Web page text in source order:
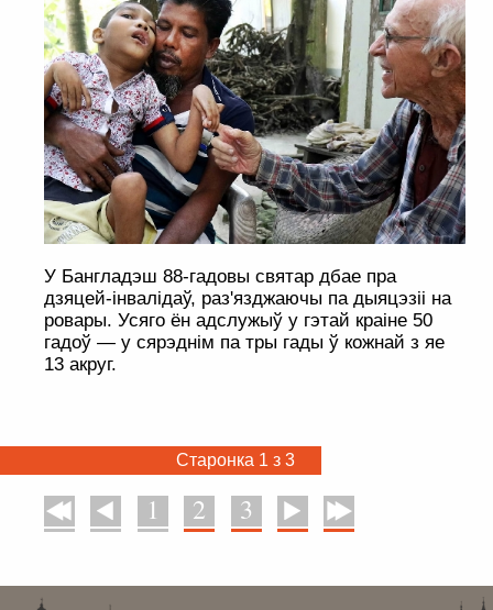
У Бангладэш 88-гадовы святар дбае пра
дзяцей-інвалідаў, раз'язджаючы па дыяцэзіі на
ровары. Усяго ён адслужыў у гэтай краіне 50
гадоў — у сярэднім па тры гады ў кожнай з яе
13 акруг.
Старонка 1 з 3
1 2 3